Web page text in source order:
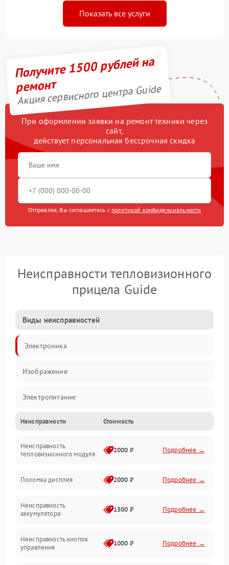
Показать все услуги
Получите 1500 рублей на
ремонт
Акция сервисного центра Guide
При оформлении заявки на ремонт техники через
сайт,
действует персональная бессрочная скидка
Отправляя, Вы соглашаетесь с политикой конфиденциальности
Неисправности тепловизионного
прицела Guide
Виды неисправностей
Электроника
Изображение
Электропитание
Измерения
Матрица
Неисправности Стоимость
Неисправность
тепловизионного модуля
2000 ₽ Подробнее →
Поломка дисплея 2000 ₽ Подробнее →
Неисправность
аккумулятора
1500 ₽ Подробнее →
Неисправность кнопок
управления
1000 ₽ Подробнее →